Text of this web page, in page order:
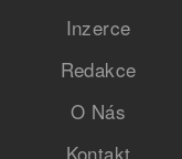
Inzerce
Redakce
O Nás
Kontakt